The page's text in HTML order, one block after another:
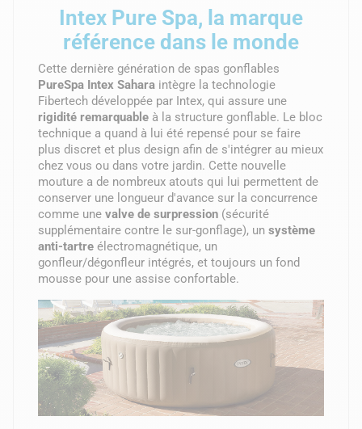
Intex Pure Spa, la marque
référence dans le monde
Cette dernière génération de spas gonflables
PureSpa Intex Sahara intègre la technologie
Fibertech développée par Intex, qui assure une
rigidité remarquable à la structure gonflable. Le bloc
technique a quand à lui été repensé pour se faire
plus discret et plus design afin de s'intégrer au mieux
chez vous ou dans votre jardin. Cette nouvelle
mouture a de nombreux atouts qui lui permettent de
conserver une longueur d'avance sur la concurrence
comme une valve de surpression (sécurité
supplémentaire contre le sur-gonflage), un système
anti-tartre électromagnétique, un
gonfleur/dégonfleur intégrés, et toujours un fond
mousse pour une assise confortable.